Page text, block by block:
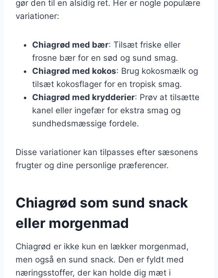
gør den til en alsidig ret. Her er nogle populære
variationer:
Chiagrød med bær: Tilsæt friske eller
frosne bær for en sød og sund smag.
Chiagrød med kokos: Brug kokosmælk og
tilsæt kokosflager for en tropisk smag.
Chiagrød med krydderier: Prøv at tilsætte
kanel eller ingefær for ekstra smag og
sundhedsmæssige fordele.
Disse variationer kan tilpasses efter sæsonens
frugter og dine personlige præferencer.
Chiagrød som sund snack
eller morgenmad
Chiagrød er ikke kun en lækker morgenmad,
men også en sund snack. Den er fyldt med
næringsstoffer, der kan holde dig mæt i